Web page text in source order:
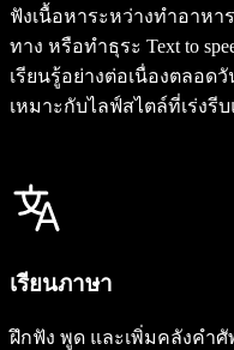
ฟังเนื้อหาระหว่างทำอาหา
ทาง หรือทำธุระ Text to
เรียนรู้อย่างต่อเนื่องตลอด
เหมาะกับไลฟ์สไตล์ที่เร่งรี
เรียนภาษา
ฝึกฟัง พูด และเพิ่มคลังคำ